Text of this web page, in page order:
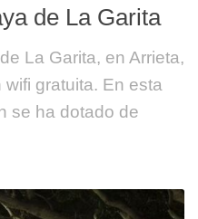
de La Garita
La Garita, en Arrieta,
gratuita. En esta
se ha dotado de